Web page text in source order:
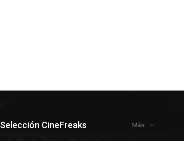
Selección CineFreaks Más